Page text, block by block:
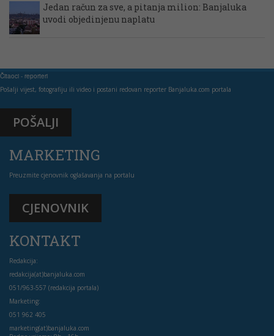
Jedan račun za sve, a pitanja milion: Banjaluka
uvodi objedinjenu naplatu
Čitaoci - reporteri
Pošalji vijest, fotografiju ili video i postani redovan reporter Banjaluka.com portala
POŠALJI
MARKETING
Preuzmite cjenovnik oglašavanja na portalu
CJENOVNIK
KONTAKT
Redakcija:
redakcija(at)banjaluka.com
051/963-557 (redakcija portala)
Marketing:
051 962 405
marketing(at)banjaluka.com